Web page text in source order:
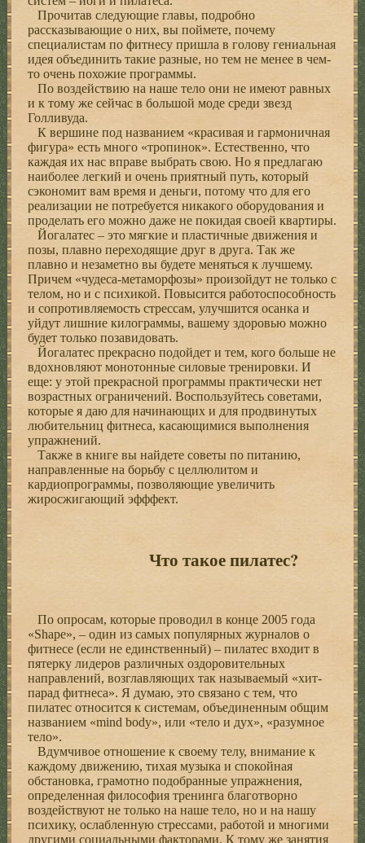
Прочитав следующие главы, подробно
рассказывающие о них, вы поймете, почему
специалистам по фитнесу пришла в голову гениальная
идея объединить такие разные, но тем не менее в чем-
то очень похожие программы.
По воздействию на наше тело они не имеют равных
и к тому же сейчас в большой моде среди звезд
Голливуда.
К вершине под названием «красивая и гармоничная
фигура» есть много «тропинок». Естественно, что
каждая их нас вправе выбрать свою. Но я предлагаю
наиболее легкий и очень приятный путь, который
сэкономит вам время и деньги, потому что для его
реализации не потребуется никакого оборудования и
проделать его можно даже не покидая своей квартиры.
Йогалатес – это мягкие и пластичные движения и
позы, плавно переходящие друг в друга. Так же
плавно и незаметно вы будете меняться к лучшему.
Причем «чудеса-метаморфозы» произойдут не только с
телом, но и с психикой. Повысится работоспособность
и сопротивляемость стрессам, улучшится осанка и
уйдут лишние килограммы, вашему здоровью можно
будет только позавидовать.
Йогалатес прекрасно подойдет и тем, кого больше не
вдохновляют монотонные силовые тренировки. И
еще: у этой прекрасной программы практически нет
возрастных ограничений. Воспользуйтесь советами,
которые я даю для начинающих и для продвинутых
любительниц фитнеса, касающимися выполнения
упражнений.
Также в книге вы найдете советы по питанию,
направленные на борьбу с целлюлитом и
кардиопрограммы, позволяющие увеличить
жиросжигающий эфффект.
Что такое пилатес?
По опросам, которые проводил в конце 2005 года
«Shape», – один из самых популярных журналов о
фитнесе (если не единственный) – пилатес входит в
пятерку лидеров различных оздоровительных
направлений, возглавляющих так называемый «хит-
парад фитнеса». Я думаю, это связано с тем, что
пилатес относится к системам, объединенным общим
названием «mind body», или «тело и дух», «разумное
тело».
Вдумчивое отношение к своему телу, внимание к
каждому движению, тихая музыка и спокойная
обстановка, грамотно подобранные упражнения,
определенная философия тренинга благотворно
воздействуют не только на наше тело, но и на нашу
психику, ослабленную стрессами, работой и многими
другими социальными факторами. К тому же занятия